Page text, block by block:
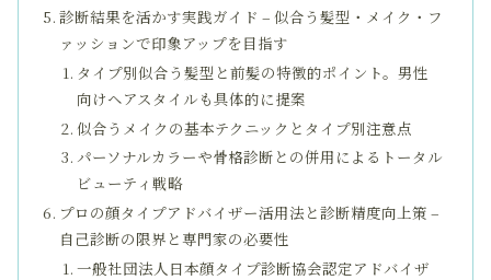
診断結果を活かす実践ガイド – 似合う髪型・メイク・フ
ァッションで印象アップを目指す
タイプ別似合う髪型と前髪の特徴的ポイント。男性
向けヘアスタイルも具体的に提案
似合うメイクの基本テクニックとタイプ別注意点
パーソナルカラーや骨格診断との併用によるトータル
ビューティ戦略
プロの顔タイプアドバイザー活用法と診断精度向上策 –
自己診断の限界と専門家の必要性
一般社団法人日本顔タイプ診断協会認定アドバイザ